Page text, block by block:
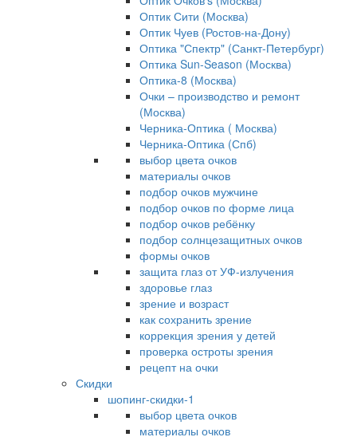
Оптик Сити (Москва)
Оптик Чуев (Ростов-на-Дону)
Оптика "Спектр" (Санкт-Петербург)
Оптика Sun-Season (Москва)
Оптика-8 (Москва)
Очки – производство и ремонт
(Москва)
Черника-Оптика ( Москва)
Черника-Оптика (Спб)
выбор цвета очков
материалы очков
подбор очков мужчине
подбор очков по форме лица
подбор очков ребёнку
подбор солнцезащитных очков
формы очков
защита глаз от УФ-излучения
здоровье глаз
зрение и возраст
как сохранить зрение
коррекция зрения у детей
проверка остроты зрения
рецепт на очки
Скидки
шопинг-скидки-1
выбор цвета очков
материалы очков